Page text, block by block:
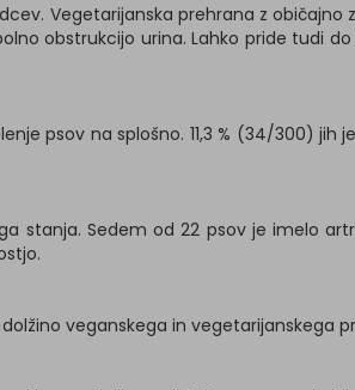
Vegetarijanska prehrana z
obstrukcijo urina. Lahko pride tudi
psov na splošno. 11,3 % (34/300)
stanja. Sedem od 22 psov je imelo
veganskega in vegetarijanskega